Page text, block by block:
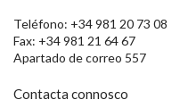
Teléfono: +34 981 20 73 08
Fax: +34 981 21 64 67
Apartado de correo 557
Contacta connosco